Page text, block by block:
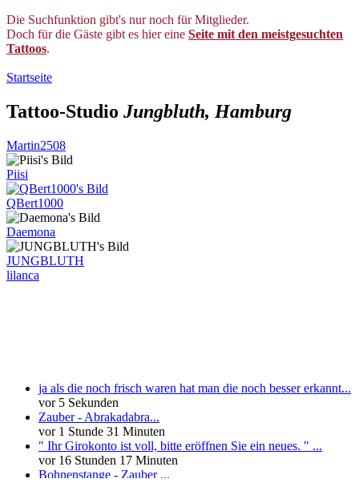
Die Suchfunktion gibt's nur noch für Mitglieder.
Doch für die Gäste gibt es hier eine Seite mit den meistgesuchten
Tattoos.
Startseite
Tattoo-Studio Jungbluth, Hamburg
Martin2508
Piisi
QBert1000
Daemona
JUNGBLUTH
lilanca
ja als die noch frisch waren hat man die noch besser erkannt...
vor 5 Sekunden
Zauber - Abrakadabra...
vor 1 Stunde 31 Minuten
" Ihr Girokonto ist voll, bitte eröffnen Sie ein neues. " ...
vor 16 Stunden 17 Minuten
Bohnenstange - Zauber ...